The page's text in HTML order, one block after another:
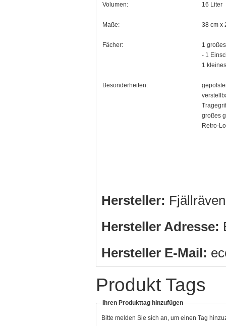
Volumen: 16 Liter
Maße: 38 cm x
Fächer:
1
- 1
1
Besonderheiten:
großes
Retro-
Hersteller:
Hersteller Adresse:
Hersteller E-Mail:
Produkt Tags
Ihren Produkttag hinzufügen
Bitte melden Sie sich an, um einen Tag